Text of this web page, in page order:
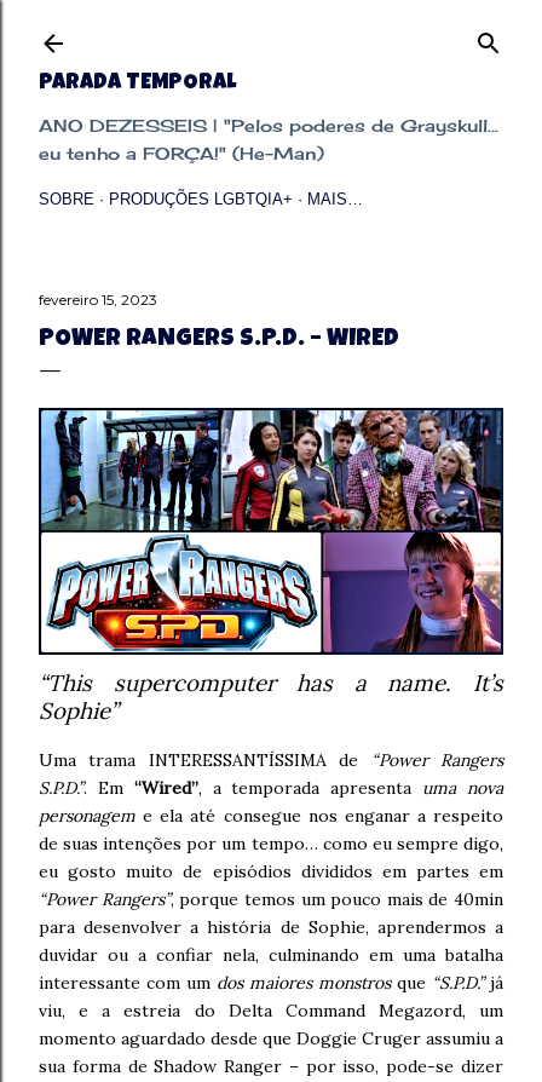
PARADA TEMPORAL
ANO DEZESSEIS | "Pelos poderes de Grayskull...
eu tenho a FORÇA!" (He-Man)
SOBRE PRODUÇÕES LGBTQIA+ MAIS…
fevereiro 15, 2023
POWER RANGERS S.P.D. – WIRED
“This supercomputer has a name. It’s
Sophie”
Uma trama INTERESSANTÍSSIMA de
“Power Rangers
S.P.D.”. Em “Wired”, a temporada apresenta uma nova
personagem e ela até consegue nos enganar a respeito
de suas intenções por um tempo… como eu sempre digo,
eu gosto muito de episódios divididos em partes em
“Power Rangers”, porque temos um pouco mais de 40min
para desenvolver a história de Sophie, aprendermos a
duvidar ou a confiar nela, culminando em uma batalha
interessante com um dos maiores monstrosque “S.P.D.”já
viu, e a estreia do Delta Command Megazord, um
momento aguardado desde que Doggie Cruger assumiu a
sua forma de Shadow Ranger – por isso, pode-se dizer